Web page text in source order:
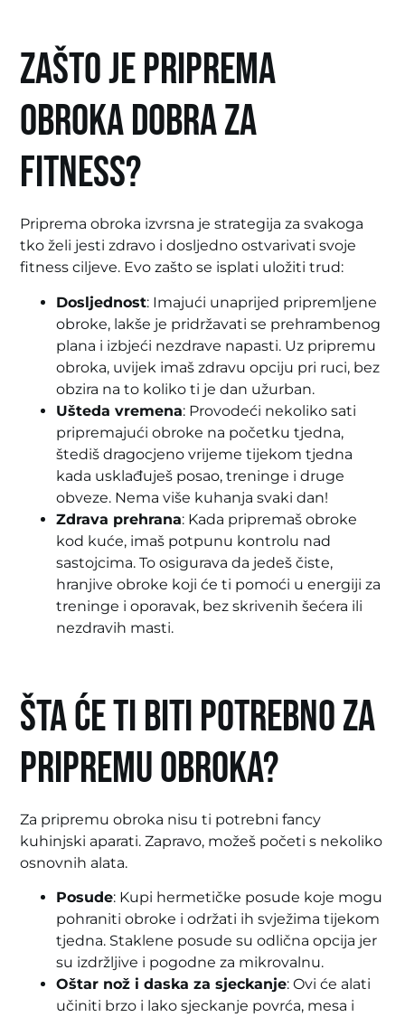
Zašto je priprema
obroka dobra za
fitness?
Priprema obroka izvrsna je strategija za svakoga
tko želi jesti zdravo i dosljedno ostvarivati svoje
fitness ciljeve. Evo zašto se isplati uložiti trud:
Dosljednost: Imajući unaprijed pripremljene
obroke, lakše je pridržavati se prehrambenog
plana i izbjeći nezdrave napasti. Uz pripremu
obroka, uvijek imaš zdravu opciju pri ruci, bez
obzira na to koliko ti je dan užurban.
Ušteda vremena: Provodeći nekoliko sati
pripremajući obroke na početku tjedna,
štediš dragocjeno vrijeme tijekom tjedna
kada usklađuješ posao, treninge i druge
obveze. Nema više kuhanja svaki dan!
Zdrava prehrana: Kada pripremaš obroke
kod kuće, imaš potpunu kontrolu nad
sastojcima. To osigurava da jedeš čiste,
hranjive obroke koji će ti pomoći u energiji za
treninge i oporavak, bez skrivenih šećera ili
nezdravih masti.
Šta će ti biti potrebno za
pripremu obroka?
Za pripremu obroka nisu ti potrebni fancy
kuhinjski aparati. Zapravo, možeš početi s nekoliko
osnovnih alata.
Posude: Kupi hermetičke posude koje mogu
pohraniti obroke i održati ih svježima tijekom
tjedna. Staklene posude su odlična opcija jer
su izdržljive i pogodne za mikrovalnu.
Oštar nož i daska za sjeckanje: Ovi će alati
učiniti brzo i lako sjeckanje povrća, mesa i